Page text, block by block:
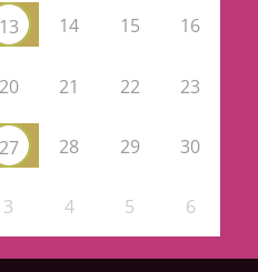
13 14 15 16
20 21 22 23
27 28 29 30
3 4 5 6